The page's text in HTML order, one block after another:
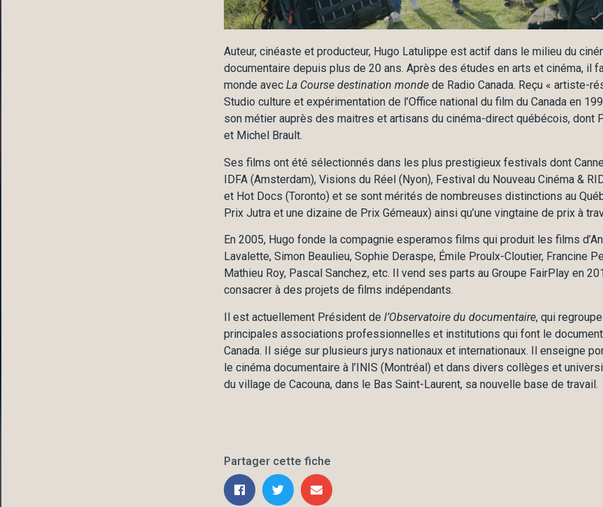
Auteur, cinéaste et producteur, Hugo Latulippe est actif dans le milieu du
documentaire depuis plus de 20 ans. Après des études en arts et cinéma, il
monde avec La Course destination monde de Radio Canada. Reçu « artiste-
Studio culture et expérimentation de l’Office national du film du Canada en
son métier auprès des maitres et artisans du cinéma-direct québécois, dont
et Michel Brault.
Ses films ont été sélectionnés dans les plus prestigieux festivals dont
IDFA (Amsterdam), Visions du Réel (Nyon), Festival du Nouveau Cinéma &
et Hot Docs (Toronto) et se sont mérités de nombreuses distinctions au
Prix Jutra et une dizaine de Prix Gémeaux) ainsi qu’une vingtaine de prix à
En 2005, Hugo fonde la compagnie esperamos films qui produit les films
Lavalette, Simon Beaulieu, Sophie Deraspe, Émile Proulx-Cloutier, Francine
Mathieu Roy, Pascal Sanchez, etc. Il vend ses parts au Groupe FairPlay en
consacrer à des projets de films indépendants.
Il est actuellement Président de l’Observatoire du documentaire, qui
principales associations professionnelles et institutions qui font le
Canada. Il siége sur plusieurs jurys nationaux et internationaux. Il enseigne
le cinéma documentaire à l’INIS (Montréal) et dans divers collèges et
du village de Cacouna, dans le Bas Saint-Laurent, sa nouvelle base de travail.
Partager cette fiche